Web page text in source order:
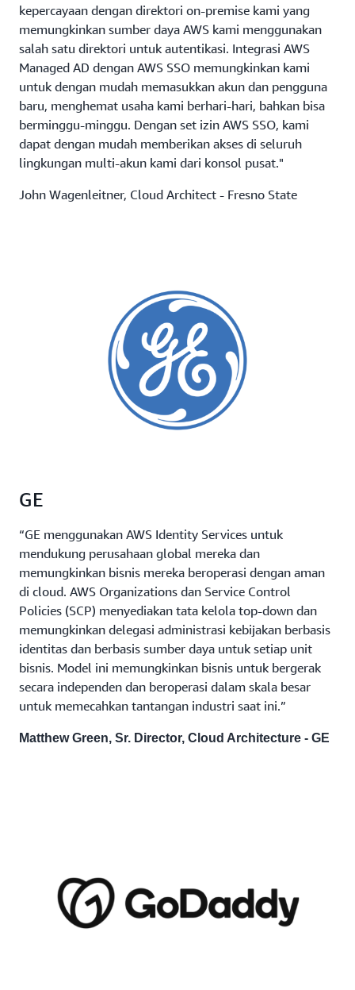
kepercayaan dengan direktori on-premise kami yang
memungkinkan sumber daya AWS kami menggunakan
salah satu direktori untuk autentikasi. Integrasi AWS
Managed AD dengan AWS SSO memungkinkan kami
untuk dengan mudah memasukkan akun dan pengguna
baru, menghemat usaha kami berhari-hari, bahkan bisa
berminggu-minggu. Dengan set izin AWS SSO, kami
dapat dengan mudah memberikan akses di seluruh
lingkungan multi-akun kami dari konsol pusat."
John Wagenleitner, Cloud Architect - Fresno State
GE
“GE menggunakan AWS Identity Services untuk
mendukung perusahaan global mereka dan
memungkinkan bisnis mereka beroperasi dengan aman
di cloud. AWS Organizations dan Service Control
Policies (SCP) menyediakan tata kelola top-down dan
memungkinkan delegasi administrasi kebijakan berbasis
identitas dan berbasis sumber daya untuk setiap unit
bisnis. Model ini memungkinkan bisnis untuk bergerak
secara independen dan beroperasi dalam skala besar
untuk memecahkan tantangan industri saat ini.”
Matthew Green, Sr. Director, Cloud Architecture - GE